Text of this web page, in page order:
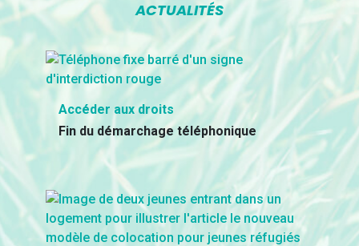
ACTUALITÉS
Accéder aux droits
Fin du démarchage téléphonique